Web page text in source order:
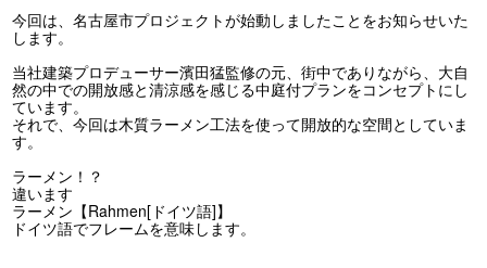
今回は、名古屋市プロジェクトが始動しましたことをお知らせいた
します。
当社建築プロデューサー濱田猛監修の元、街中でありながら、大自
然の中での開放感と清涼感を感じる中庭付プランをコンセプトにし
ています。
それで、今回は木質ラーメン工法を使って開放的な空間としていま
す。
ラーメン！？
違います
ラーメン【Rahmen[ドイツ語]】
ドイツ語でフレームを意味します。